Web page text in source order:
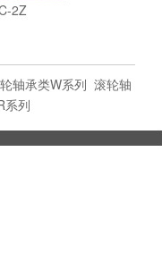
2Z
轴承类W系列 滚轮轴
系列